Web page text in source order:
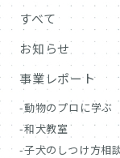
すべて
お知らせ
事業レポート
動物のプロに学ぶ
和犬教室
子犬のしつけ方相